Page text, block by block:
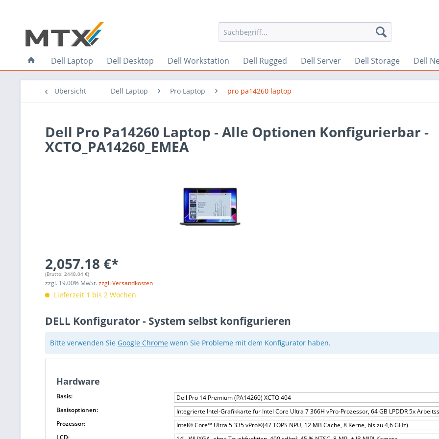
Dell Laptop Dell Desktop Dell Workstation Dell Rugged Dell Server Dell Storage Dell
Übersicht Dell Laptop Pro Laptop pro pa14260 laptop
Dell Pro Pa14260 Laptop - Alle Optionen Konfigurierbar -
XCTO_PA14260_EMEA
2,057.18 €*
(Brutto: 2448.04 €)
zzgl. 19.00% MwSt.zzgl. Versandkosten
Lieferzeit 1 bis 2 Wochen
DELL Konfigurator - System selbst konfigurieren
Bitte verwenden Sie Google Chrome wenn Sie Probleme mit dem Konfigurator haben.
Hardware
Basis:
Dell Pro 14 Premium (PA14260) XCTO 404
Basisoptionen:
Integrierte Intel-Grafikkarte für Intel Core Ultra 7 366H vPro-Prozessor, 64 GB LPDDR 5x
Prozessor:
Intel® Core™ Ultra 5 335 vPro®(47 TOPS NPU, 12 MB Cache, 8 Kerne, bis zu 4,6 GHz)
LCD: